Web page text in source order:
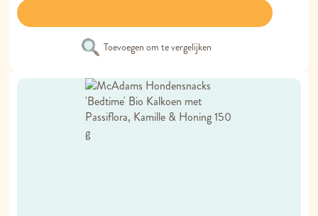
Toevoegen om te vergelijken